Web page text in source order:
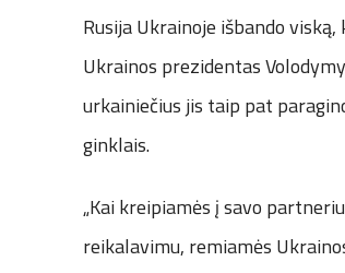
Rusija Ukrainoje išbando
Ukrainos prezidentas
urkainiečius jis taip pat
ginklais.
„Kai kreipiamės į savo
reikalavimu, remiamės